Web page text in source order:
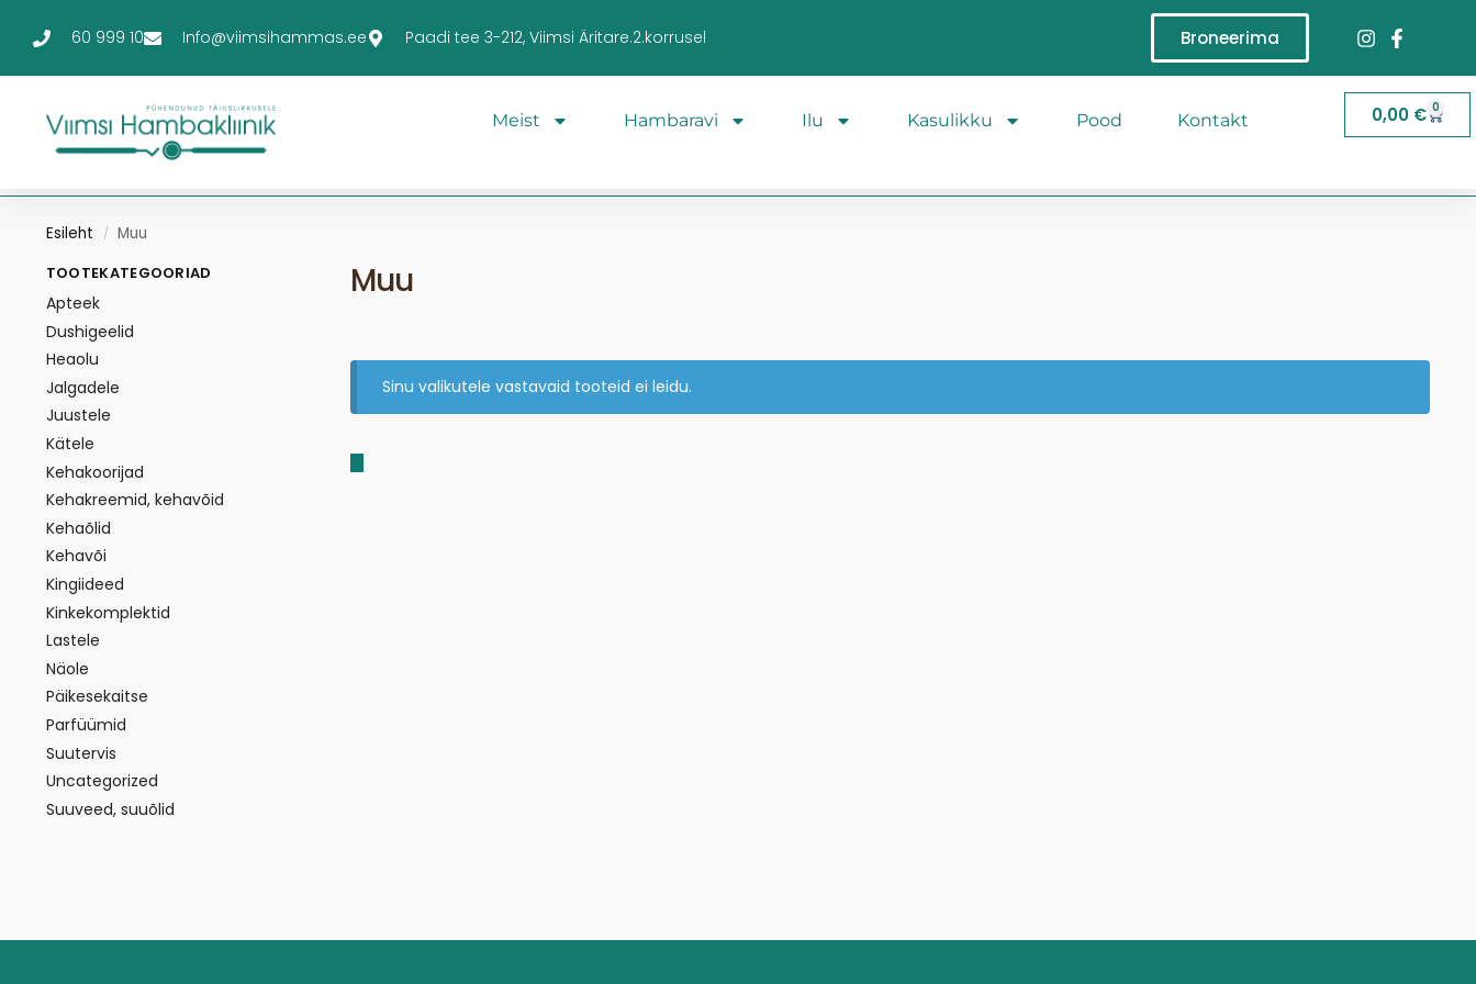
60 999 10 Info@viimsihammas.ee Paadi tee 3-212, Viimsi Äritare.2.korrusel Broneerima
Meist Hambaravi Ilu Kasulikku Pood Kontakt 0,00 € 0
Esileht / Muu
Muu
Sinu valikutele vastavaid tooteid ei leidu.
TOOTEKATEGOORIAD
Apteek
Dushigeelid
Heaolu
Jalgadele
Juustele
Kätele
Kehakoorijad
Kehakreemid, kehavõid
Kehaõlid
Kehavõi
Kingiideed
Kinkekomplektid
Lastele
Näole
Päikesekaitse
Parfüümid
Suutervis
Uncategorized
Suuveed, suuõlid